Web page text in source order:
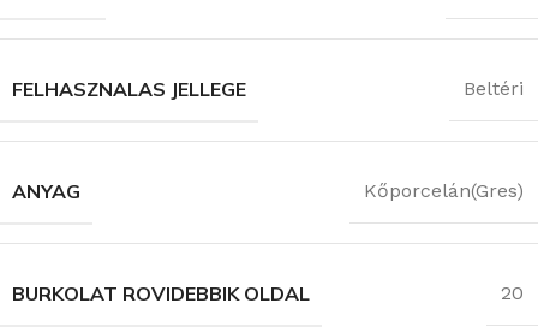
FELHASZNALAS JELLEGE Beltéri
ANYAG Kőporcelán(Gres)
BURKOLAT ROVIDEBBIK OLDAL 20